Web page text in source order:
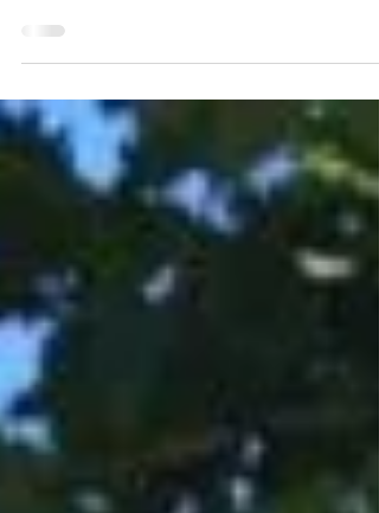
ფშაველას სახელობის საბუნებისმეტყველო
სკოლაში 2025 წლის 21 აგვისტოს შეწყდა
ფუნქციონირებას ჩვეულ რეჟიმში.